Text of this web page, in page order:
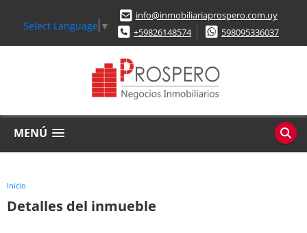
Select Language ▼
info@inmobiliariaprospero.com.uy
+59826148574
598095336037
MENÚ
Inicio
Detalles del inmueble